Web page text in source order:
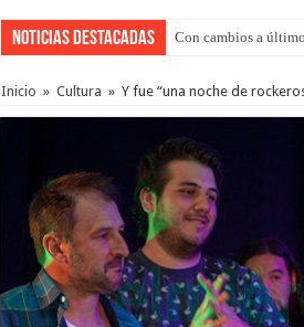
Noticias Destacadas Con cambios a
Del viernes 7 al
Inicio » Cultura » Y fue “una noche de